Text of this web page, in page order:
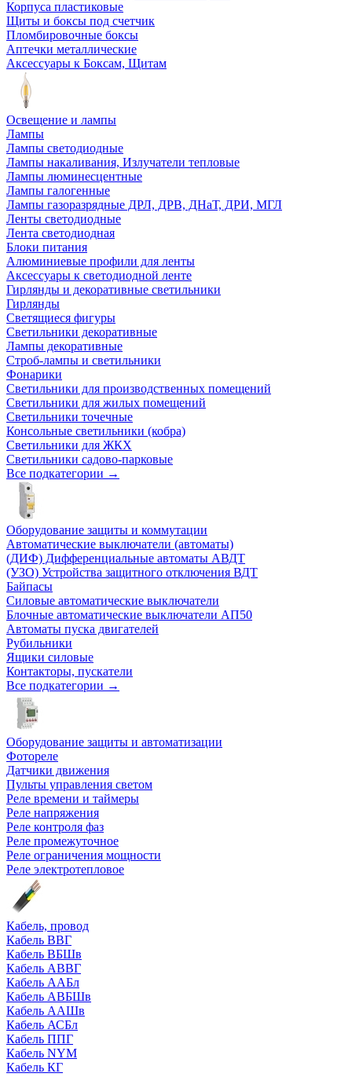
Корпуса пластиковые
Щиты и боксы под счетчик
Пломбировочные боксы
Аптечки металлические
Аксессуары к Боксам, Щитам
Освещение и лампы
Лампы
Лампы светодиодные
Лампы накаливания, Излучатели тепловые
Лампы люминесцентные
Лампы галогенные
Лампы газоразрядные ДРЛ, ДРВ, ДНаТ, ДРИ, МГЛ
Ленты светодиодные
Лента светодиодная
Блоки питания
Алюминиевые профили для ленты
Аксессуары к светодиодной ленте
Гирлянды и декоративные светильники
Гирлянды
Светящиеся фигуры
Светильники декоративные
Лампы декоративные
Строб-лампы и светильники
Фонарики
Светильники для производственных помещений
Светильники для жилых помещений
Светильники точечные
Консольные светильники (кобра)
Светильники для ЖКХ
Светильники садово-парковые
Все подкатегории →
Оборудование защиты и коммутации
Автоматические выключатели (автоматы)
(ДИФ) Дифференциальные автоматы АВДТ
(УЗО) Устройства защитного отключения ВДТ
Байпасы
Силовые автоматические выключатели
Блочные автоматические выключатели АП50
Автоматы пуска двигателей
Рубильники
Ящики силовые
Контакторы, пускатели
Все подкатегории →
Оборудование защиты и автоматизации
Фотореле
Датчики движения
Пульты управления светом
Реле времени и таймеры
Реле напряжения
Реле контроля фаз
Реле промежуточное
Реле ограничения мощности
Реле электротепловое
Кабель, провод
Кабель ВВГ
Кабель ВБШв
Кабель АВВГ
Кабель ААБл
Кабель АВБШв
Кабель ААШв
Кабель АСБл
Кабель ППГ
Кабель NYM
Кабель КГ